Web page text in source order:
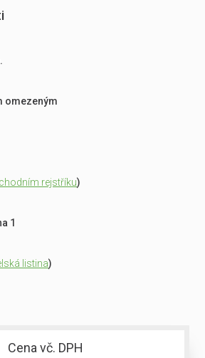
omezeným
rejstříku)
1
listina)
Cena vč. DPH